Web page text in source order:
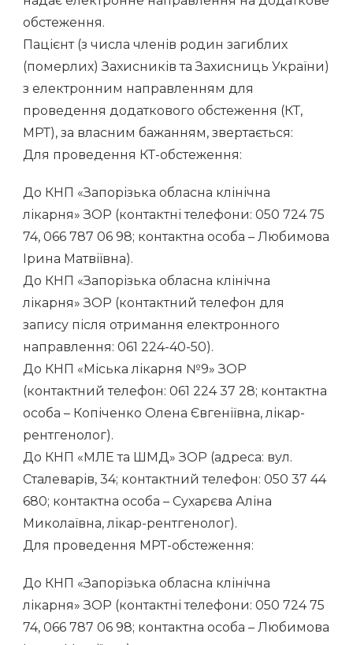
обстеження.
Пацієнт (з числа членів родин загиблих
(померлих) Захисників та Захисниць України)
з електронним направленням для
проведення додаткового обстеження (КТ,
МРТ), за власним бажанням, звертається:
Для проведення КТ-обстеження:
До КНП «Запорізька обласна клінічна
лікарня» ЗОР (контактні телефони: 050 724 75
74, 066 787 06 98; контактна особа – Любимова
Ірина Матвіївна).
До КНП «Запорізька обласна клінічна
лікарня» ЗОР (контактний телефон для
запису після отримання електронного
направлення: 061 224-40-50).
До КНП «Міська лікарня №9» ЗОР
(контактний телефон: 061 224 37 28; контактна
особа – Копіченко Олена Євгеніївна, лікар-
рентгенолог).
До КНП «МЛЕ та ШМД» ЗОР (адреса: вул.
Сталеварів, 34; контактний телефон: 050 37 44
680; контактна особа – Сухарєва Аліна
Миколаївна, лікар-рентгенолог).
Для проведення МРТ-обстеження:
До КНП «Запорізька обласна клінічна
лікарня» ЗОР (контактні телефони: 050 724 75
74, 066 787 06 98; контактна особа – Любимова